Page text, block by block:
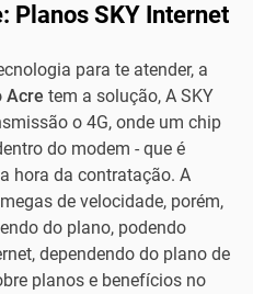
Planos SKY Internet
para te atender, a
Acre tem a solução, A SKY
o 4G, onde um chip
do modem - que é
hora da contratação. A
de velocidade, porém,
do plano, podendo
dependendo do plano de
planos e benefícios no